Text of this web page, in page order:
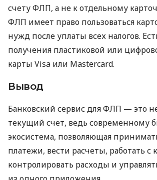
счету ФЛП, а не к отдельному
ФЛП имеет право пользоваться
нужд после уплаты всех налогов.
получения пластиковой или
карты Visa или Mastercard.
Вывод
Банковский сервис для ФЛП — это
текущий счет, ведь современному
экосистема, позволяющая
платежи, вести расчеты, работать с
контролировать расходы и